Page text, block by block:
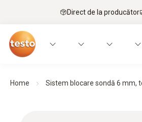
Direct de la producător
Home Sistem blocare sondă 6 mm,